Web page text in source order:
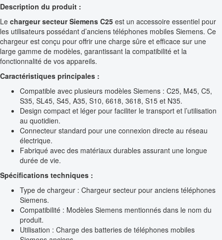
Description du produit :
Le chargeur secteur Siemens C25 est un accessoire essentiel pour
les utilisateurs possédant d’anciens téléphones mobiles Siemens. Ce
chargeur est conçu pour offrir une charge sûre et efficace sur une
large gamme de modèles, garantissant la compatibilité et la
fonctionnalité de vos appareils.
Caractéristiques principales :
Compatible avec plusieurs modèles Siemens : C25, M45, C5,
S35, SL45, S45, A35, S10, 6618, 3618, S15 et N35.
Design compact et léger pour faciliter le transport et l’utilisation
au quotidien.
Connecteur standard pour une connexion directe au réseau
électrique.
Fabriqué avec des matériaux durables assurant une longue
durée de vie.
Spécifications techniques :
Type de chargeur : Chargeur secteur pour anciens téléphones
Siemens.
Compatibilité : Modèles Siemens mentionnés dans le nom du
produit.
Utilisation : Charge des batteries de téléphones mobiles